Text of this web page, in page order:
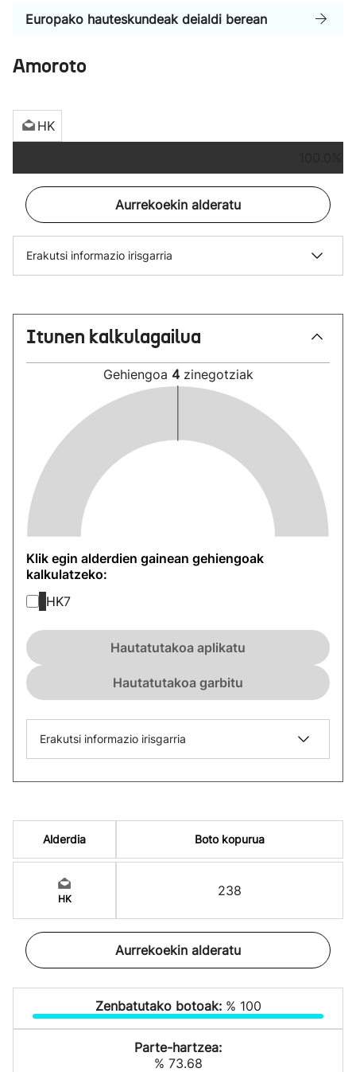
Europako hauteskundeak deialdi berean
Amoroto
HK
Aurrekoekin alderatu
Erakutsi informazio irisgarria
Itunen kalkulagailua
Gehiengoa 4 zinegotziak
Klik egin alderdien gainean gehiengoak
kalkulatzeko:
HK7
Hautatutakoa aplikatu
Hautatutakoa garbitu
Erakutsi informazio irisgarria
Alderdia
HK
Boto kopurua
238
Aurrekoekin alderatu
Zenbatutako botoak: % 100
Parte-hartzea:
% 73.68